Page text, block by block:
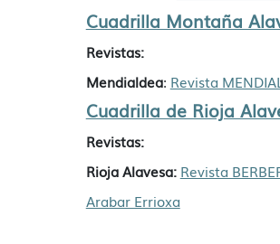
Cuadrilla Montaña
Revistas:
Mendialdea: Revista
Cuadrilla de Rioja
Revistas:
Rioja Alavesa: Revista
Arabar Errioxa